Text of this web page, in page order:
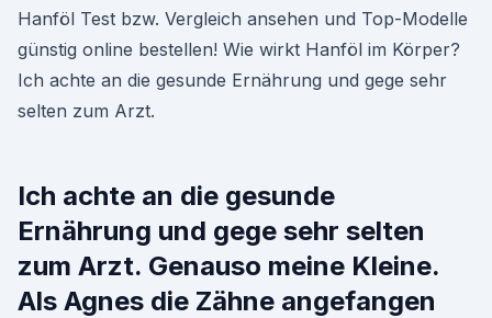
Hanföl Test bzw. Vergleich ansehen und Top-Modelle
günstig online bestellen! Wie wirkt Hanföl im Körper?
Ich achte an die gesunde Ernährung und gege sehr
selten zum Arzt.
Ich achte an die gesunde
Ernährung und gege sehr selten
zum Arzt. Genauso meine Kleine.
Als Agnes die Zähne angefangen